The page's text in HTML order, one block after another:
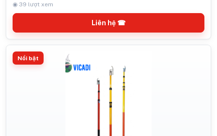
◉ 39 lượt xem
Liên hệ ☎
Nổi bật